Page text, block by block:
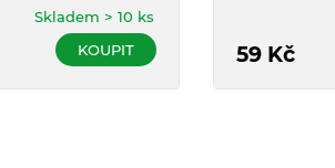
Skladem > 10 ks
KOUPIT
59Kč